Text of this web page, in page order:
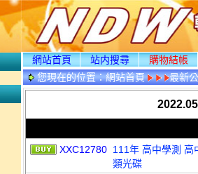
網站首頁 站内搜尋
購物結帳
您現在的位置：網站首頁 最新
XXC12780 111年 高中學測 高
類光碟